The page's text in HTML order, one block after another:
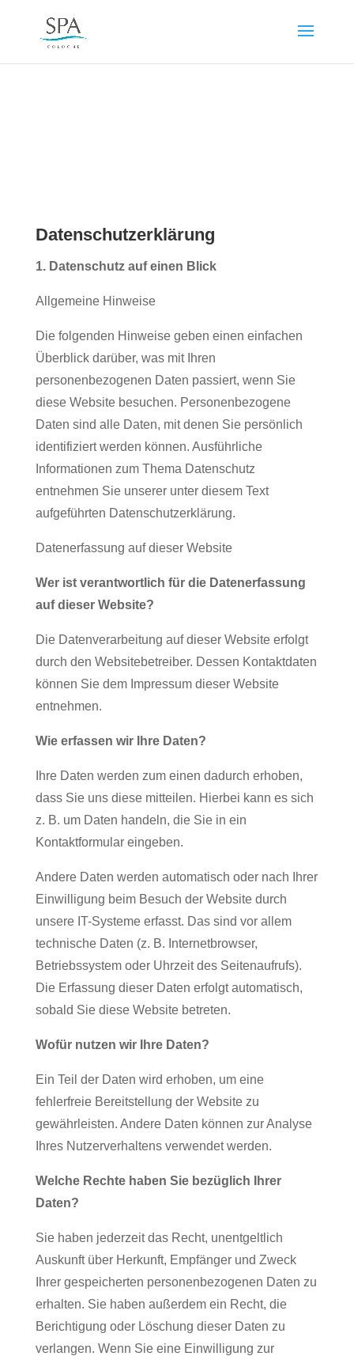
Datenschutzerklärung
1. Datenschutz auf einen Blick
Allgemeine Hinweise
Die folgenden Hinweise geben einen einfachen
Überblick darüber, was mit Ihren
personenbezogenen Daten passiert, wenn Sie
diese Website besuchen. Personenbezogene
Daten sind alle Daten, mit denen Sie persönlich
identifiziert werden können. Ausführliche
Informationen zum Thema Datenschutz
entnehmen Sie unserer unter diesem Text
aufgeführten Datenschutzerklärung.
Datenerfassung auf dieser Website
Wer ist verantwortlich für die Datenerfassung
auf dieser Website?
Die Datenverarbeitung auf dieser Website erfolgt
durch den Websitebetreiber. Dessen Kontaktdaten
können Sie dem Impressum dieser Website
entnehmen.
Wie erfassen wir Ihre Daten?
Ihre Daten werden zum einen dadurch erhoben,
dass Sie uns diese mitteilen. Hierbei kann es sich
z. B. um Daten handeln, die Sie in ein
Kontaktformular eingeben.
Andere Daten werden automatisch oder nach Ihrer
Einwilligung beim Besuch der Website durch
unsere IT-Systeme erfasst. Das sind vor allem
technische Daten (z. B. Internetbrowser,
Betriebssystem oder Uhrzeit des Seitenaufrufs).
Die Erfassung dieser Daten erfolgt automatisch,
sobald Sie diese Website betreten.
Wofür nutzen wir Ihre Daten?
Ein Teil der Daten wird erhoben, um eine
fehlerfreie Bereitstellung der Website zu
gewährleisten. Andere Daten können zur Analyse
Ihres Nutzerverhaltens verwendet werden.
Welche Rechte haben Sie bezüglich Ihrer
Daten?
Sie haben jederzeit das Recht, unentgeltlich
Auskunft über Herkunft, Empfänger und Zweck
Ihrer gespeicherten personenbezogenen Daten zu
erhalten. Sie haben außerdem ein Recht, die
Berichtigung oder Löschung dieser Daten zu
verlangen. Wenn Sie eine Einwilligung zur